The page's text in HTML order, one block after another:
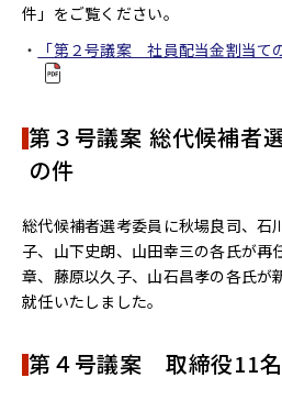
件」をご覧ください。
「第２号議案 社員配当金割当て
第３号議案 総代候補者
の件
総代候補者選考委員に秋場良司、石
子、山下史朗、山田幸三の各氏が再
章、藤原以久子、山石昌孝の各氏が
就任いたしました。
第４号議案 取締役11